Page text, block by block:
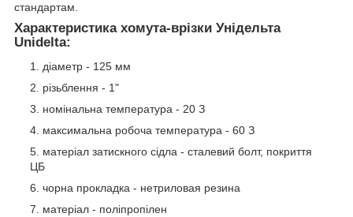
стандартам.
Характеристика хомута-врізки Унідельта
Unidelta:
діаметр - 125 мм
різьблення - 1"
номінальна температура - 20 З
максимальна робоча температура - 60 З
матеріал затискного сідла - сталевий болт, покриття
ЦБ
чорна прокладка - нетриловая резина
матеріал - поліпропілен